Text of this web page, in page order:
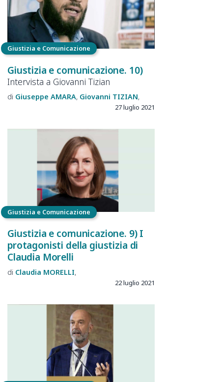
Giustizia e Comunicazione
Giustizia e comunicazione. 10)
Intervista a Giovanni Tizian
Giuseppe AMARA Giovanni TIZIAN
27 luglio 2021
Giustizia e Comunicazione
Giustizia e comunicazione. 9) I
protagonisti della giustizia di
Claudia Morelli
Claudia MORELLI
22 luglio 2021